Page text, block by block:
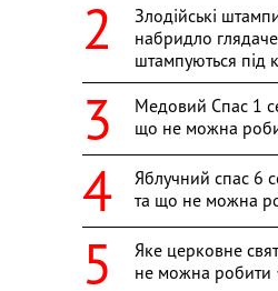
Злодійські
набридло
штампуються під
Медовий Спас 1
що не можна
Яблучний спас 6
та що не можна
Яке церковне
не можна робити